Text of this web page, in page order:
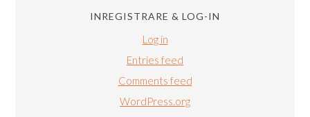
INREGISTRARE & LOG-IN
Log in
Entries feed
Comments feed
WordPress.org